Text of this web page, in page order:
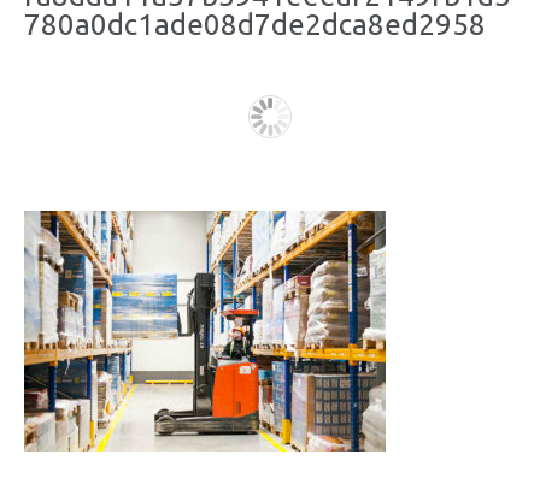
780a0dc1ade08d7de2dca8ed2958